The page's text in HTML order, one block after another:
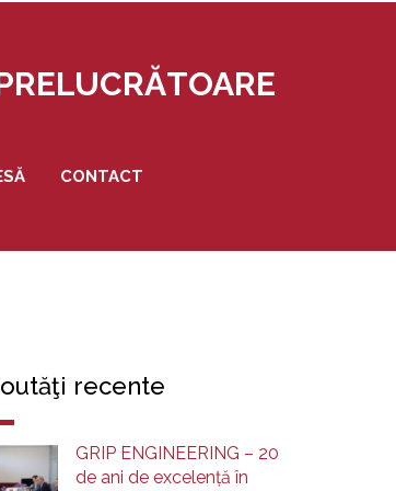
CONTACT
recente
GRIP ENGINEERING – 20
de ani de excelență în